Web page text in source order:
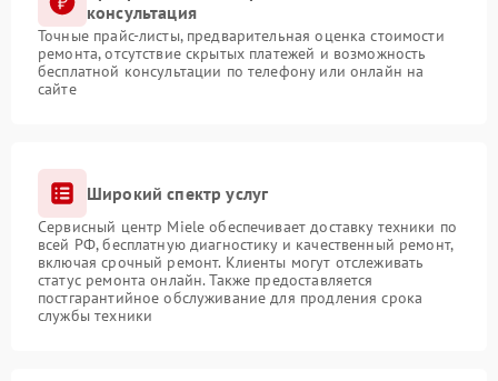
консультация
Точные прайс-листы, предварительная оценка стоимости
ремонта, отсутствие скрытых платежей и возможность
бесплатной консультации по телефону или онлайн на
сайте
Широкий спектр услуг
Сервисный центр Miele обеспечивает доставку техники по
всей РФ, бесплатную диагностику и качественный ремонт,
включая срочный ремонт. Клиенты могут отслеживать
статус ремонта онлайн. Также предоставляется
постгарантийное обслуживание для продления срока
службы техники